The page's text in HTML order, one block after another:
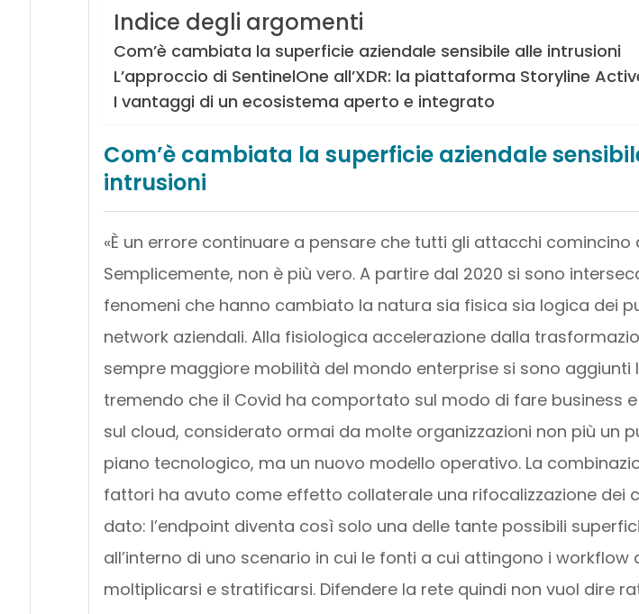
Indice degli argomenti
Com’è cambiata la superficie aziendale sensibile alle intrusioni
L’approccio di SentinelOne all’XDR: la piattaforma Storyline
I vantaggi di un ecosistema aperto e integrato
Com’è cambiata la superficie aziendale
intrusioni
«È un errore continuare a pensare che tutti gli attacchi comincino
Semplicemente, non è più vero. A partire dal 2020 si sono
fenomeni che hanno cambiato la natura sia fisica sia logica dei
network aziendali. Alla fisiologica accelerazione dalla
sempre maggiore mobilità del mondo enterprise si sono aggiunti
tremendo che il Covid ha comportato sul modo di fare business
sul cloud, considerato ormai da molte organizzazioni non più un
piano tecnologico, ma un nuovo modello operativo. La
fattori ha avuto come effetto collaterale una rifocalizzazione dei
dato: l’endpoint diventa così solo una delle tante possibili
all’interno di uno scenario in cui le fonti a cui attingono i workflow
moltiplicarsi e stratificarsi. Difendere la rete quindi non vuol dire